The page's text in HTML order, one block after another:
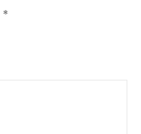
*